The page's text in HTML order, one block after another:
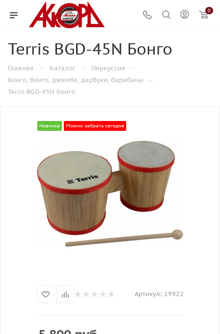
0
Terris BGD-45N Бонго
Главная — Каталог — Перкуссия —
Конго, бонго, джембе, дарбуки, барабаны —
Terris BGD-45N Бонго
Новинка Можно забрать сегодня
Артикул: 19922